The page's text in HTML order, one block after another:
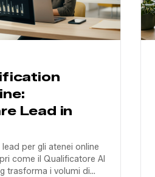
Lead in
per gli atenei online
come il Qualificatore AI
trasforma i volumi di